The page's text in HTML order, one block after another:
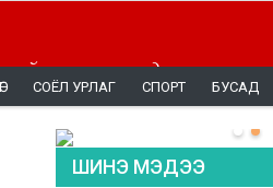
эн тэргүүнд
СОЁЛ УРЛАГ СПОРТ БУСАД
ШИНЭ МЭДЭЭ